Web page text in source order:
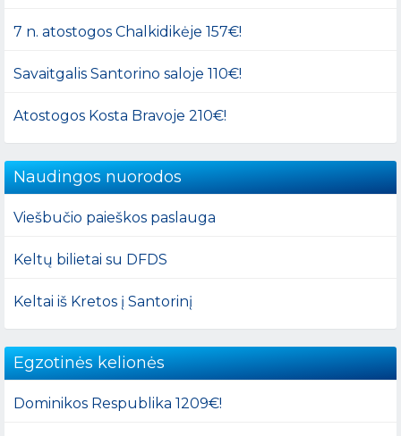
7 n. atostogos Chalkidikėje 157€!
Savaitgalis Santorino saloje 110€!
Atostogos Kosta Bravoje 210€!
Naudingos nuorodos
Viešbučio paieškos paslauga
Keltų bilietai su DFDS
Keltai iš Kretos į Santorinį
Egzotinės kelionės
Dominikos Respublika 1209€!